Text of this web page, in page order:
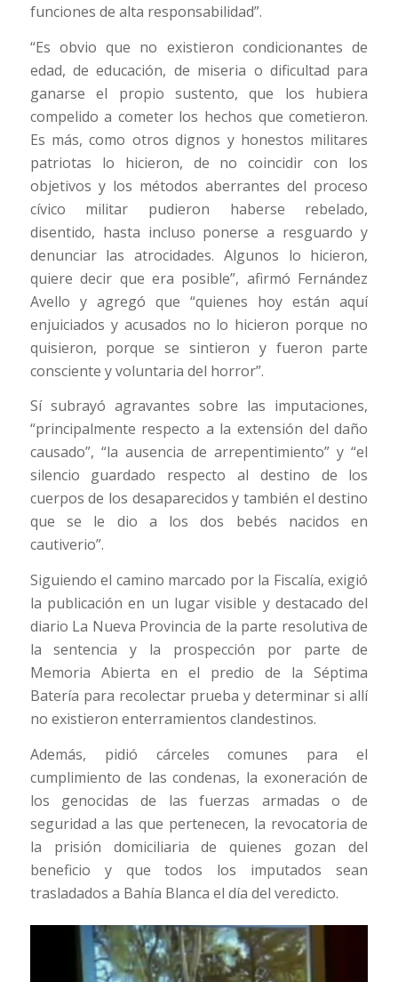
funciones de alta responsabilidad”.
“Es obvio que no existieron condicionantes de
edad, de educación, de miseria o dificultad para
ganarse el propio sustento, que los hubiera
compelido a cometer los hechos que cometieron.
Es más, como otros dignos y honestos militares
patriotas lo hicieron, de no coincidir con los
objetivos y los métodos aberrantes del proceso
cívico militar pudieron haberse rebelado,
disentido, hasta incluso ponerse a resguardo y
denunciar las atrocidades. Algunos lo hicieron,
quiere decir que era posible”, afirmó Fernández
Avello y agregó que “quienes hoy están aquí
enjuiciados y acusados no lo hicieron porque no
quisieron, porque se sintieron y fueron parte
consciente y voluntaria del horror”.
Sí subrayó agravantes sobre las imputaciones,
“principalmente respecto a la extensión del daño
causado”, “la ausencia de arrepentimiento” y “el
silencio guardado respecto al destino de los
cuerpos de los desaparecidos y también el destino
que se le dio a los dos bebés nacidos en
cautiverio”.
Siguiendo el camino marcado por la Fiscalía, exigió
la publicación en un lugar visible y destacado del
diario La Nueva Provincia de la parte resolutiva de
la sentencia y la prospección por parte de
Memoria Abierta en el predio de la Séptima
Batería para recolectar prueba y determinar si allí
no existieron enterramientos clandestinos.
Además, pidió cárceles comunes para el
cumplimiento de las condenas, la exoneración de
los genocidas de las fuerzas armadas o de
seguridad a las que pertenecen, la revocatoria de
la prisión domiciliaria de quienes gozan del
beneficio y que todos los imputados sean
trasladados a Bahía Blanca el día del veredicto.